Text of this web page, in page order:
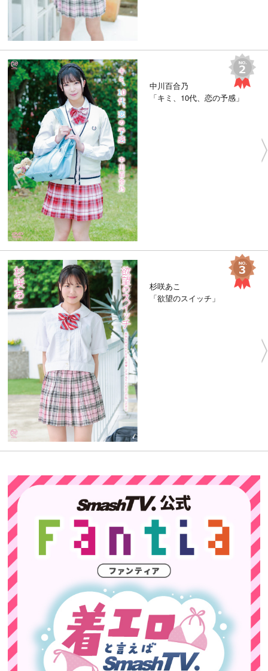
中川百合乃
「キミ、10代、恋の予感」
杉咲あこ
「欲望のスイッチ」